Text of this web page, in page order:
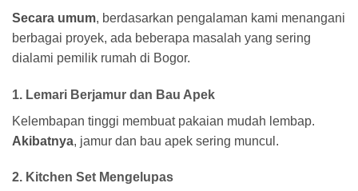
Secara umum, berdasarkan pengalaman kami menangani
berbagai proyek, ada beberapa masalah yang sering
dialami pemilik rumah di Bogor.
1. Lemari Berjamur dan Bau Apek
Kelembapan tinggi membuat pakaian mudah lembap.
Akibatnya, jamur dan bau apek sering muncul.
2. Kitchen Set Mengelupas